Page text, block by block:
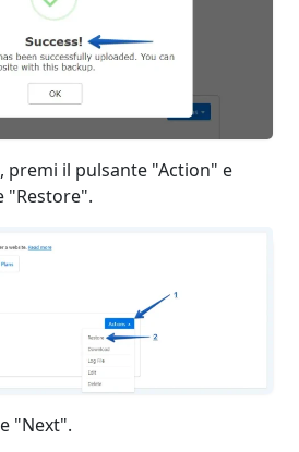
premi il pulsante "Action" e
"Restore".
"Next".